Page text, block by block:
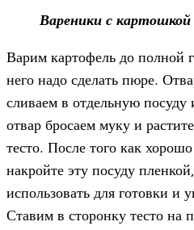
Вареники с картошкой
Варим картофель до полной
него надо сделать пюре.
сливаем в отдельную
отвар бросаем муку и
тесто. После того как
накройте эту посуду
использовать для готовки и
Ставим в сторонку тесто на